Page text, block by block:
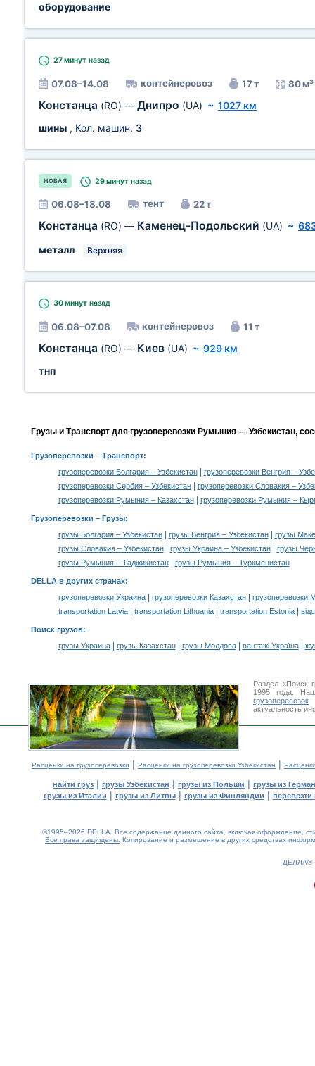
оборудование
27 минут назад
07.08–14.08 контейнеровоз 17 т 80 м³
Констанца (RO) — Днипро (UA) ~ 1027 км
шины , Кол. машин: 3
НОВАЯ 29 минут назад
06.08–18.08 тент 22 т
Констанца (RO) — Каменец-Подольский (UA) ~
металл
Верхняя
30 минут назад
06.08–07.08 контейнеровоз 11 т
Констанца (RO) — Киев (UA) ~ 929 км
тнп
Грузы и Транспорт для грузоперевозки Румыния — Узбекистан,
Грузоперевозки – Транспорт:
грузоперевозки Болгария – Узбекистан|
грузоперевозки Венгрия –
грузоперевозки Сербия – Узбекистан|
грузоперевозки Словакия –
грузоперевозки Румыния – Казахстан| грузоперевозки Румыния –
Грузоперевозки – Грузы:
грузы Болгария – Узбекистан| грузы Венгрия – Узбекистан|
грузы
грузы Словакия – Узбекистан| грузы Украина – Узбекистан|
грузы
грузы Румыния – Таджикистан| грузы Румыния – Туркменистан
DELLA в других странах:
грузоперевозки Украина| грузоперевозки Казахстан|
грузоперевозки
transportation Latvia| transportation Lithuania| transportation Estonia|
Поиск грузов:
грузы Украина| грузы Казахстан| грузы Молдова| вантажі Україна|
Раздел «Поиск
1995 года.
грузоперевозок
актуальность
Расценки на грузоперевозки | Расценки на грузоперевозки Узбекистан |
найти груз | грузы Узбекистан | грузы из Польши | грузы из
грузы из Италии | грузы из Литвы| грузы из Финляндии | перевезти
©1995–2026 DELLA. Все содержание данного сайта, включая оформление,
Все права защищены. Копирование и размещение в других средствах